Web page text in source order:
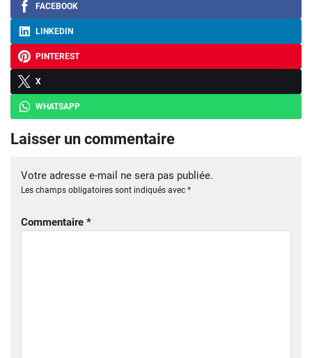
FACEBOOK
LINKEDIN
PINTEREST
X
WHATSAPP
Laisser un commentaire
Votre adresse e-mail ne sera pas publiée.
Les champs obligatoires sont indiqués avec *
Commentaire *